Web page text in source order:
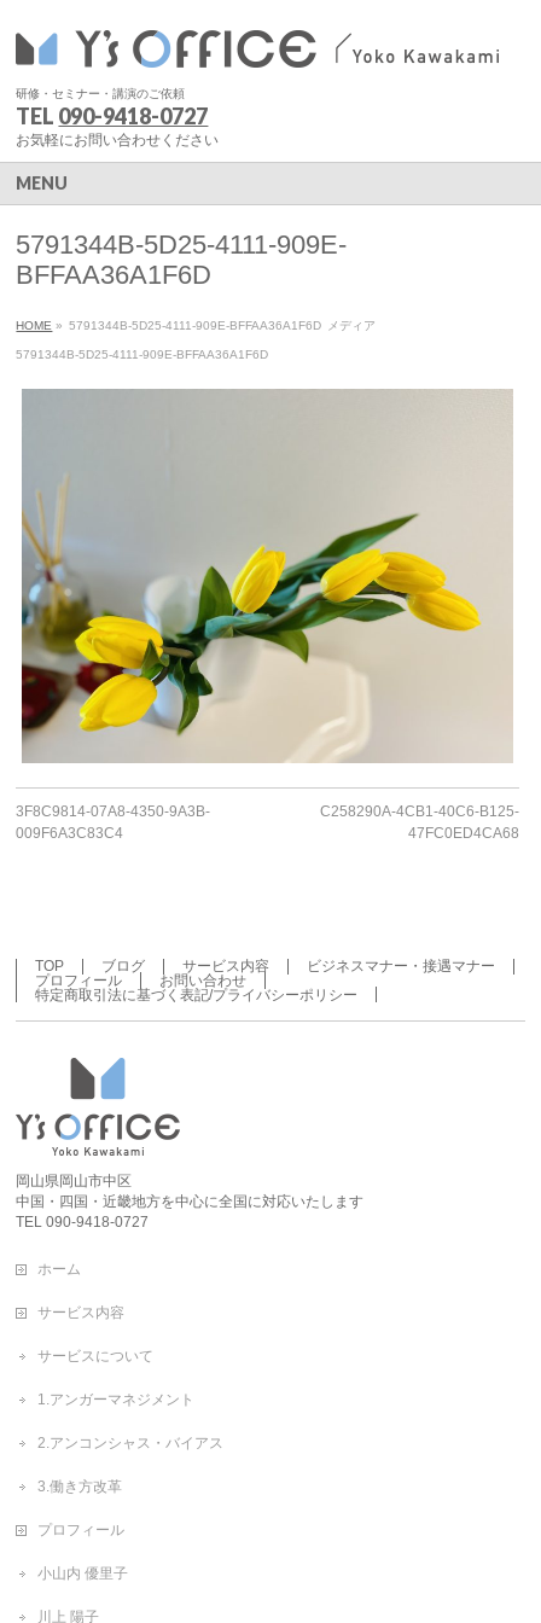
研修・セミナー・講演のご依頼
TEL 090-9418-0727
お気軽にお問い合わせください
MENU
5791344B-5D25-4111-909E-
BFFAA36A1F6D
HOME » 5791344B-5D25-4111-909E-BFFAA36A1F6D メディア
5791344B-5D25-4111-909E-BFFAA36A1F6D
3F8C9814-07A8-4350-9A3B-
009F6A3C83C4
C258290A-4CB1-40C6-B125-
47FC0ED4CA68
TOP ブログ サービス内容
ビジネスマナー・接遇マナー
プロフィール
お問い合わせ
特定商取引法に基づく表記/プライバシーポリシー
岡山県岡山市中区
中国・四国・近畿地方を中心に全国に対応いたします
TEL 090-9418-0727
ホーム
サービス内容
サービスについて
1.アンガーマネジメント
2.アンコンシャス・バイアス
3.働き方改革
プロフィール
小山内 優里子
川上 陽子